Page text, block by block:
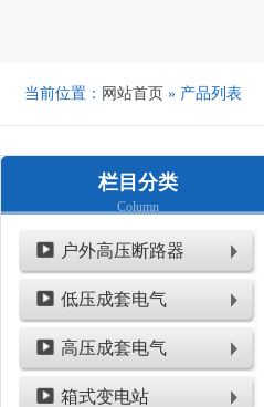
当前位置： 网站首页 » 产品列表
栏目分类
Column
户外高压断路器
低压成套电气
高压成套电气
箱式变电站